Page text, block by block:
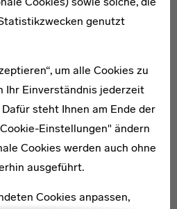
genutzt
um alle Cookies zu
Ihr Einverständnis jederzeit
steht Ihnen am Ende der
Einstellungen" ändern
Cookies werden auch ohne
ausgeführt.
Cookies anpassen,